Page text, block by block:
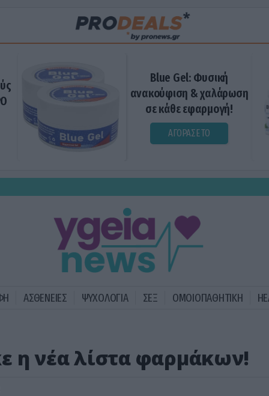
Blue Gel: Φυσική
ανακούφιση & χαλάρωση
σε κάθε εφαρμογή!
ΑΓΟΡΑΣΕ ΤΟ
ΑΣΘΕΝΕΙΕΣ ΨΥΧΟΛΟΓΙΑ ΣΕΞ ΟΜΟΙΟΠΑΘΗΤΙΚΗ
η νέα λίστα φαρμάκων!